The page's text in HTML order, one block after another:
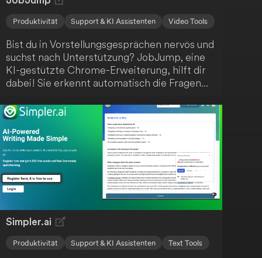
Produktivität Support & KI Assistenten Video Tools
Bist du in Vorstellungsgesprächen nervös und
suchst nach Unterstützung? JobJump, eine
KI-gestützte Chrome-Erweiterung, hilft dir
dabei! Sie erkennt automatisch die Fragen
Antwortvorschläge basierend auf deinem
Lebenslauf. Mit dieser innovativen Lösung
wirst du sicher den gewünschten Job an
Land ziehen.
Simpler.ai
Produktivität Support & KI Assistenten Text Tools